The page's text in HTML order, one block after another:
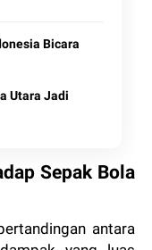
Bicara
Utara Jadi
Sepak Bola
antara